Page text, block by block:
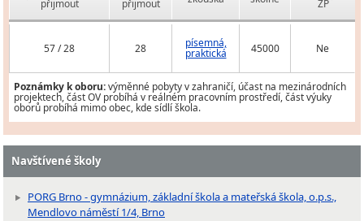
přijmout přijmout ZP
57 / 28 28 písemná,
praktická 45000 Ne
Poznámky k oboru:výměnné pobyty v zahraničí, účast na mezinárodních
projektech, část OV probíhá v reálném pracovním prostředí, část výuky
oborů probíhá mimo obec, kde sídlí škola.
Navštívené školy
PORG Brno - gymnázium, základní škola a mateřská škola, o.p.s.,
Mendlovo náměstí 1/4, Brno